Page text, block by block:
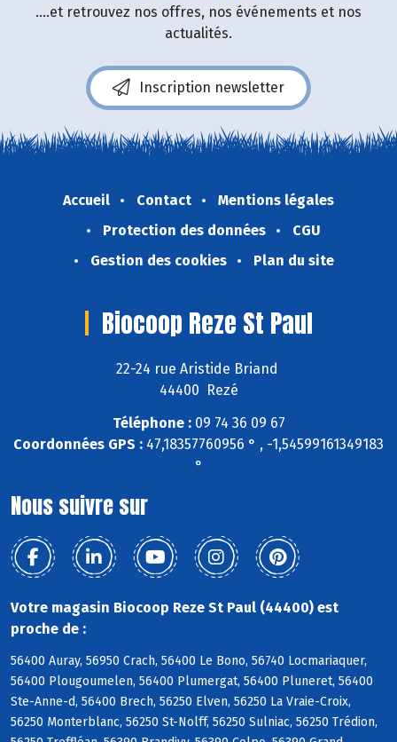
....et retrouvez nos offres, nos événements et nos
actualités.
Inscription newsletter
Accueil Contact
Mentions légales
Protection des données
CGU
Gestion des cookies
Plan du site
Biocoop Reze St Paul
22-24 rue Aristide Briand
44400 Rezé
Téléphone :09 74 36 09 67
Coordonnées GPS : 47,18357760956 ° , -1,54599161349183
°
Nous suivre sur
Votre magasin Biocoop Reze St Paul (44400) est
proche de :
56400 Auray, 56950 Crach, 56400 Le Bono, 56740 Locmariaquer,
56400 Plougoumelen, 56400 Plumergat, 56400 Pluneret, 56400
Ste-Anne-d, 56400 Brech, 56250 Elven, 56250 La Vraie-Croix,
56250 Monterblanc, 56250 St-Nolff, 56250 Sulniac, 56250 Trédion,